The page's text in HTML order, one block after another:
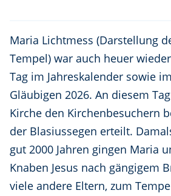
Maria Lichtmess (Darstellung
Tempel) war auch heuer
Tag im Jahreskalender sowie
Gläubigen 2026. An diesem
Kirche den Kirchenbesuchern
der Blasiussegen erteilt.
gut 2000 Jahren gingen Maria
Knaben Jesus nach gängigem
viele andere Eltern, zum